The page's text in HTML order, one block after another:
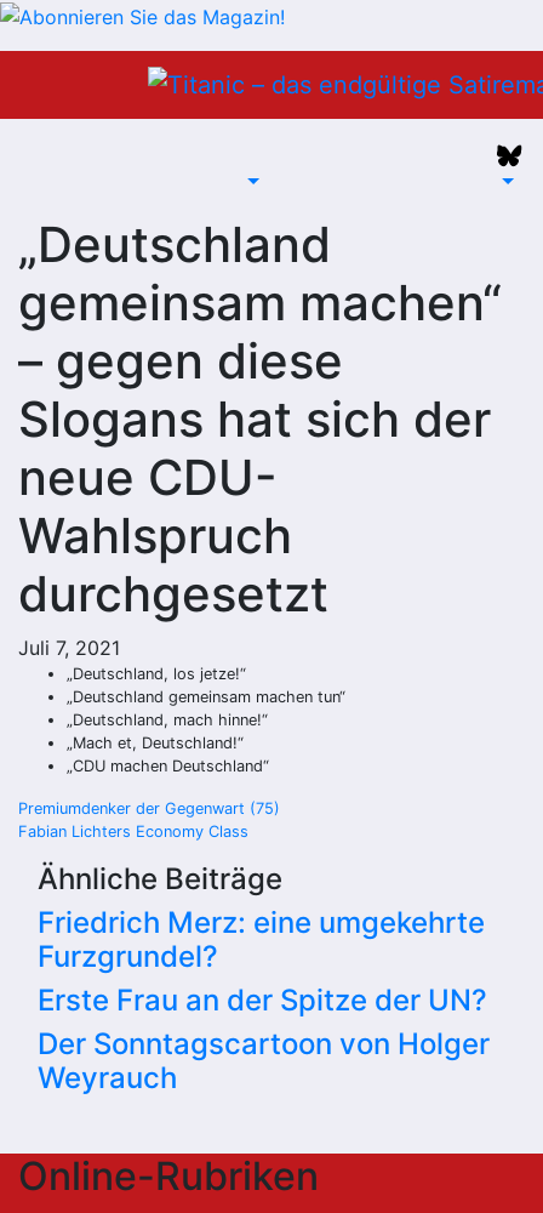
„Deutschland
gemeinsam machen“
– gegen diese
Slogans hat sich der
neue CDU-
Wahlspruch
durchgesetzt
Juli 7, 2021
„Deutschland, los jetze!“
„Deutschland gemeinsam machen tun“
„Deutschland, mach hinne!“
„Mach et, Deutschland!“
„CDU machen Deutschland“
Beitragsnavigation
Premiumdenker der Gegenwart (75)
Fabian Lichters Economy Class
Ähnliche Beiträge
Friedrich Merz: eine umgekehrte
Furzgrundel?
Erste Frau an der Spitze der UN?
Der Sonntagscartoon von Holger
Weyrauch
Online-Rubriken